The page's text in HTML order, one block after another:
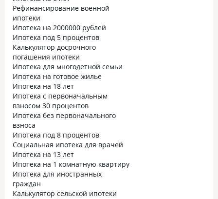
Рефинансирование военной
ипотеки
Ипотека на 2000000 рублей
Ипотека под 5 процентов
Калькулятор досрочного
погашения ипотеки
Ипотека для многодетной семьи
Ипотека на готовое жилье
Ипотека на 18 лет
Ипотека с первоначальным
взносом 30 процентов
Ипотека без первоначального
взноса
Ипотека под 8 процентов
Социальная ипотека для врачей
Ипотека на 13 лет
Ипотека на 1 комнатную квартиру
Ипотека для иностранных
граждан
Калькулятор сельской ипотеки